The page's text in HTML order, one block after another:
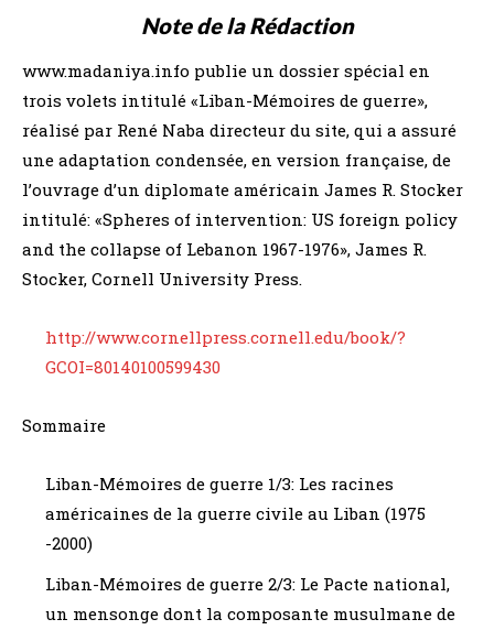
Note de la Rédaction
www.madaniya.info publie un dossier spécial en
trois volets intitulé «Liban-Mémoires de guerre»,
réalisé par René Naba directeur du site, qui a assuré
une adaptation condensée, en version française, de
l’ouvrage d’un diplomate américain James R. Stocker
intitulé: «Spheres of intervention: US foreign policy
and the collapse of Lebanon 1967-1976», James R.
Stocker, Cornell University Press.
http://www.cornellpress.cornell.edu/book/?
GCOI=80140100599430
Sommaire
Liban-Mémoires de guerre 1/3: Les racines
américaines de la guerre civile au Liban (1975
-2000)
Liban-Mémoires de guerre 2/3: Le Pacte national,
un mensonge dont la composante musulmane de